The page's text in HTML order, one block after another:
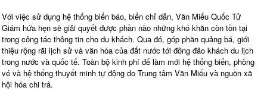
Với việc sử dụng hệ thống biển báo, biển chỉ dẫn, Văn Miếu Quốc Tử
Giám hứa hẹn sẽ giải quyết được phần nào những khó khăn còn tồn tại
trong công tác thông tin cho du khách. Qua đó, góp phần quảng bá, giới
thiệu rộng rãi lịch sử và văn hóa của đất nước tới đông đảo khách du lịch
trong nước và quốc tế. Toàn bộ kinh phí để làm mới hệ thống biển, phòng
vé và hệ thống thuyết minh tự động do Trung tâm Văn Miếu và nguồn xã
hội hóa chi trả.